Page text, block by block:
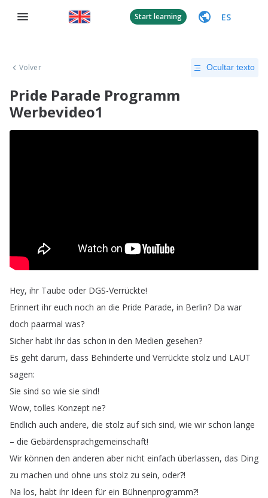
Start learning ES
Volver Ocultar texto
Pride Parade Programm
Werbevideo1
Hey, ihr Taube oder DGS-Verrückte!
Erinnert ihr euch noch an die Pride Parade, in Berlin? Da war
doch paarmal was?
Sicher habt ihr das schon in den Medien gesehen?
Es geht darum, dass Behinderte und Verrückte stolz und LAUT
sagen:
Sie sind so wie sie sind!
Wow,tolles Konzept ne?
Endlich auch andere, die stolz auf sich sind, wie wir schon lange
– die Gebärdensprachgemeinschaft!
Wir können den anderen aber nicht einfach überlassen, das Ding
zu machen und ohne uns stolz zu sein, oder?!
Na los, habt ihr Ideen für ein Bühnenprogramm?!